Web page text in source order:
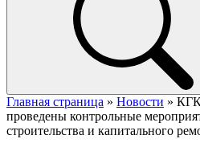
Главная страница » Новости » КГК
проведены контрольные
строительства и капитального